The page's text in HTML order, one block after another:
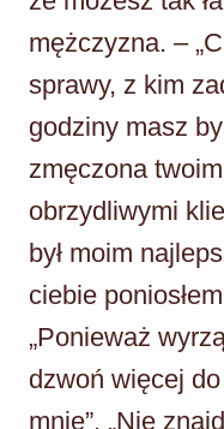
mężczyzna. –
sprawy, z kim
godziny masz
zmęczona
obrzydliwymi
był moim
ciebie
„Ponieważ
dzwoń więcej
mnie”. „Nie